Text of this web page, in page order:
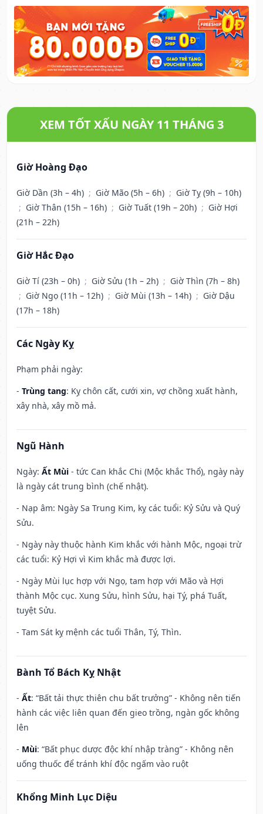
XEM TỐT XẤU NGÀY 11 THÁNG 3
Giờ Hoàng Đạo
Giờ Dần (3h – 4h) ; Giờ Mão (5h – 6h) ; Giờ Tỵ (9h – 10h)
; Giờ Thân (15h – 16h) ; Giờ Tuất (19h – 20h) ; Giờ Hợi
(21h – 22h)
Giờ Hắc Đạo
Giờ Tí (23h – 0h) ; Giờ Sửu (1h – 2h) ; Giờ Thìn (7h – 8h)
; Giờ Ngọ (11h – 12h) ; Giờ Mùi (13h – 14h) ; Giờ Dậu
(17h – 18h)
Các Ngày Kỵ
Phạm phải ngày:
- Trùng tang: Kỵ chôn cất, cưới xin, vợ chồng xuất hành,
xây nhà, xây mồ mả.
Ngũ Hành
Ngày: Ất Mùi - tức Can khắc Chi (Mộc khắc Thổ), ngày này
là ngày cát trung bình (chế nhật).
- Nạp âm: Ngày Sa Trung Kim, kỵ các tuổi: Kỷ Sửu và Quý
Sửu.
- Ngày này thuộc hành Kim khắc với hành Mộc, ngoại trừ
các tuổi: Kỷ Hợi vì Kim khắc mà được lợi.
- Ngày Mùi lục hợp với Ngọ, tam hợp với Mão và Hợi
thành Mộc cục. Xung Sửu, hình Sửu, hại Tý, phá Tuất,
tuyệt Sửu.
- Tam Sát kỵ mệnh các tuổi Thân, Tý, Thìn.
Bành Tổ Bách Kỵ Nhật
- Ất: “Bất tải thực thiên chu bất trưởng” - Không nên tiến
hành các việc liên quan đến gieo trồng, ngàn gốc không
lên
- Mùi: “Bất phục dược độc khí nhập tràng” - Không nên
uống thuốc để tránh khí độc ngấm vào ruột
Khổng Minh Lục Diệu